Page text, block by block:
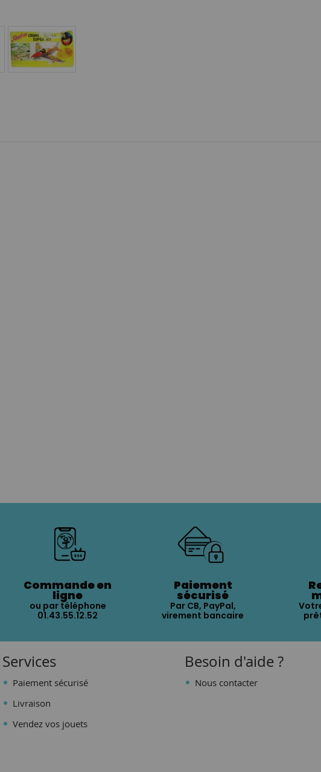
Commande en
ligne
ou par téléphone
01.43.55.12.52
Paiement
sécurisé
Par CB, PayPal,
virement bancaire
Services
Paiement sécurisé
Livraison
Vendez vos jouets
Besoin d'aide ?
Nous contacter